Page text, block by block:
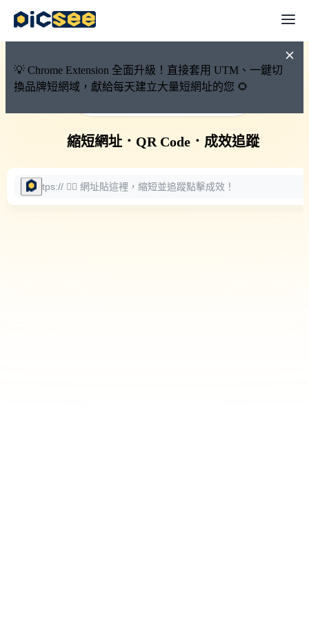
💡 Chrome Extension 全面升級！直接套用 UTM、一鍵切
換品牌短網域，獻給每天建立大量短網址的您 🌻
🚀 PicSee 短網址永久有效
縮短網址． QR Code． 成效追蹤